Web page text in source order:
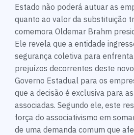
Estado não poderá autuar as
quanto ao valor da substituição
comemora Oldemar Brahm
Ele revela que a entidade
segurança coletiva para
prejuízos decorrentes deste
Governo Estadual para os
que a decisão é exclusiva para
associadas. Segundo ele, este
força do associativismo em
de uma demanda comum que